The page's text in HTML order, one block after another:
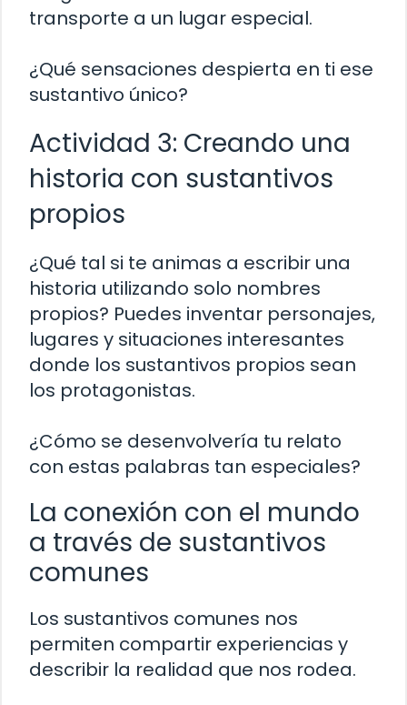
transporte a un lugar especial.
¿Qué sensaciones despierta en ti ese
sustantivo único?
Actividad 3: Creando una
historia con sustantivos
propios
¿Qué tal si te animas a escribir una
historia utilizando solo nombres
propios? Puedes inventar personajes,
lugares y situaciones interesantes
donde los sustantivos propios sean
los protagonistas.
¿Cómo se desenvolvería tu relato
con estas palabras tan especiales?
La conexión con el mundo
a través de sustantivos
comunes
Los sustantivos comunes nos
permiten compartir experiencias y
describir la realidad que nos rodea.